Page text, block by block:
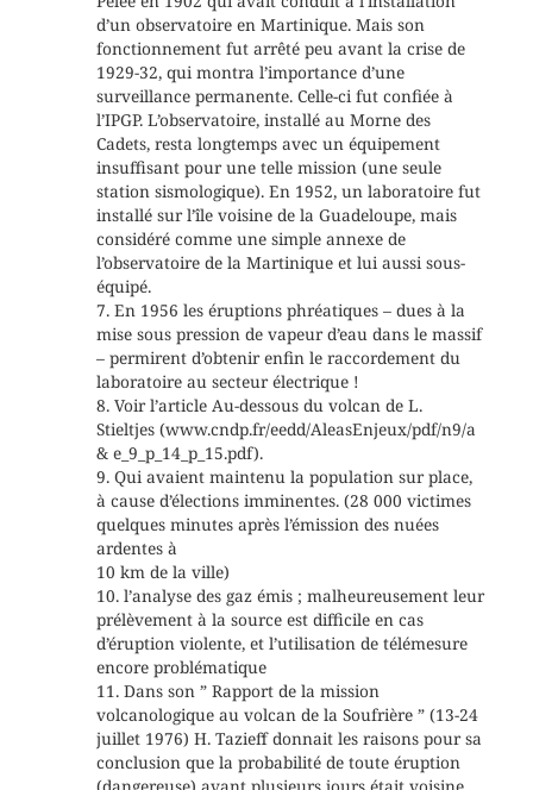
d’un observatoire en Martinique. Mais son
fonctionnement fut arrêté peu avant la crise de
1929-32, qui montra l’importance d’une
surveillance permanente. Celle-ci fut confiée à
l’IPGP. L’observatoire, installé au Morne des
Cadets, resta longtemps avec un équipement
insuffisant pour une telle mission (une seule
station sismologique). En 1952, un laboratoire fut
installé sur l’île voisine de la Guadeloupe, mais
considéré comme une simple annexe de
l’observatoire de la Martinique et lui aussi sous-
équipé.
7. En 1956 les éruptions phréatiques – dues à la
mise sous pression de vapeur d’eau dans le massif
– permirent d’obtenir enfin le raccordement du
laboratoire au secteur électrique !
8. Voir l’article Au-dessous du volcan de L.
Stieltjes (www.cndp.fr/eedd/AleasEnjeux/pdf/n9/a
& e_9_p_14_p_15.pdf).
9. Qui avaient maintenu la population sur place,
à cause d’élections imminentes. (28 000 victimes
quelques minutes après l’émission des nuées
ardentes à
10 km de la ville)
10. l’analyse des gaz émis ; malheureusement leur
prélèvement à la source est difficile en cas
d’éruption violente, et l’utilisation de télémesure
encore problématique
11. Dans son ” Rapport de la mission
volcanologique au volcan de la Soufrière ” (13-24
juillet 1976) H. Tazieff donnait les raisons pour sa
conclusion que la probabilité de toute éruption
(dangereuse) avant plusieurs jours était voisine